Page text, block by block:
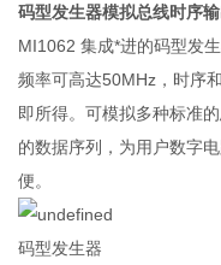
码型发生器模拟总线时序
MI1062 集成*进的码型发
频率可高达50MHz，时序
即所得。可模拟多种标准
的数据序列，为用户数字
便。
码型发生器